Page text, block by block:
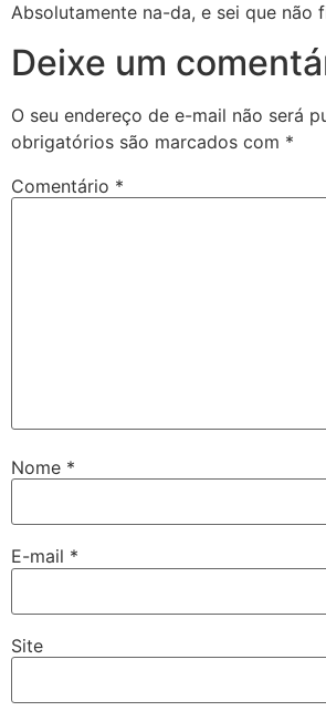
Absolutamente na-da, e sei que não
Deixe um
O seu endereço de e-mail não será
obrigatórios são marcados com *
Comentário *
Nome *
E-mail *
Site